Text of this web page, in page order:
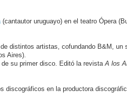
(cantautor uruguayo) en el teatro Ópera
distintos artistas, cofundando B&M, un
Aires).
su primer disco. Editó la revistaA los
discográficos en la productora